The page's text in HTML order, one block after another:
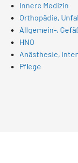
Innere Medizin
Orthopädie,
Allgemein-,
HNO
Anästhesie,
Pflege